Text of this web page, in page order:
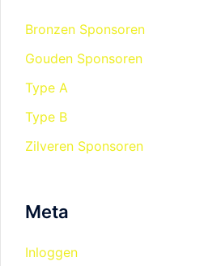
Bronzen Sponsoren
Gouden Sponsoren
Type A
Type B
Zilveren Sponsoren
Meta
Inloggen